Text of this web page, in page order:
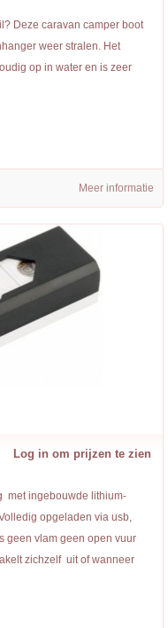
Deze caravan camper boot
weer stralen. Het
op in water en is zeer
Meer informatie
Log in om prijzen te zien
met ingebouwde lithium-
opgeladen via usb,
geen vlam geen open vuur
zichzelf uit of wanneer